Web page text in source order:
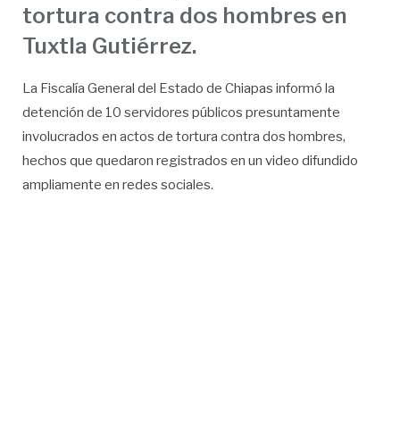
tortura contra dos hombres en
Tuxtla Gutiérrez.
La Fiscalía General del Estado de Chiapas informó la
detención de 10 servidores públicos presuntamente
involucrados en actos de tortura contra dos hombres,
hechos que quedaron registrados en un video difundido
ampliamente en redes sociales.